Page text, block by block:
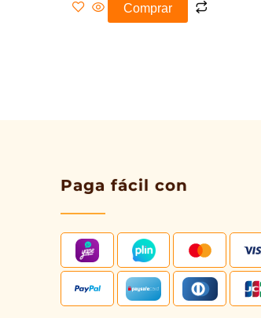
Comprar
Paga fácil con